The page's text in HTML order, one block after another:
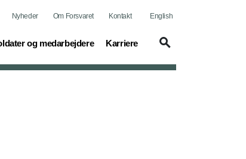
Nyheder Om Forsvaret Kontakt English
og medarbejdere Karriere
(current)